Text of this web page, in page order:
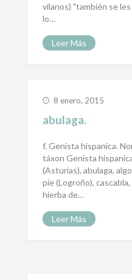
vilanos) "también se
lo…
Leer Más
8 enero, 2015
abulaga.
f. Genista hispanica.
táxon Genista
(Asturias), abulaga,
pie (Logroño),
hierba de…
Leer Más